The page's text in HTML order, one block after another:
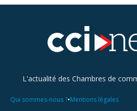
L'actualité des Chambres de
Qui sommes-nous ?•Mentions légales